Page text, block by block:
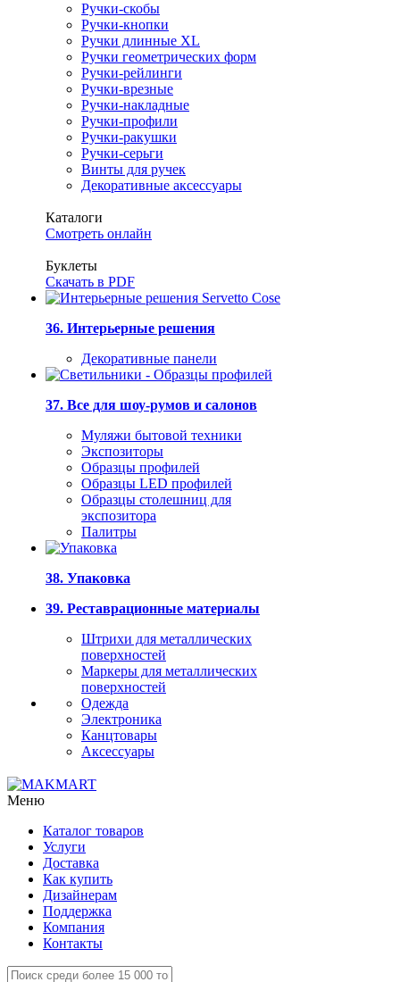
Ручки-скобы
Ручки-кнопки
Ручки длинные XL
Ручки геометрических форм
Ручки-рейлинги
Ручки-врезные
Ручки-накладные
Ручки-профили
Ручки-ракушки
Ручки-серьги
Винты для ручек
Декоративные аксессуары
Каталоги
Смотреть онлайн
Буклеты
Скачать в PDF
36. Интерьерные решения
Декоративные панели
37. Все для шоу-румов и салонов
Муляжи бытовой техники
Экспозиторы
Образцы профилей
Образцы LED профилей
Образцы столешниц для
экспозитора
Палитры
38. Упаковка
39. Реставрационные материалы
Штрихи для металлических
поверхностей
Маркеры для металлических
поверхностей
Одежда
Электроника
Канцтовары
Аксессуары
Меню
Каталог товаров
Услуги
Доставка
Как купить
Дизайнерам
Поддержка
Компания
Контакты